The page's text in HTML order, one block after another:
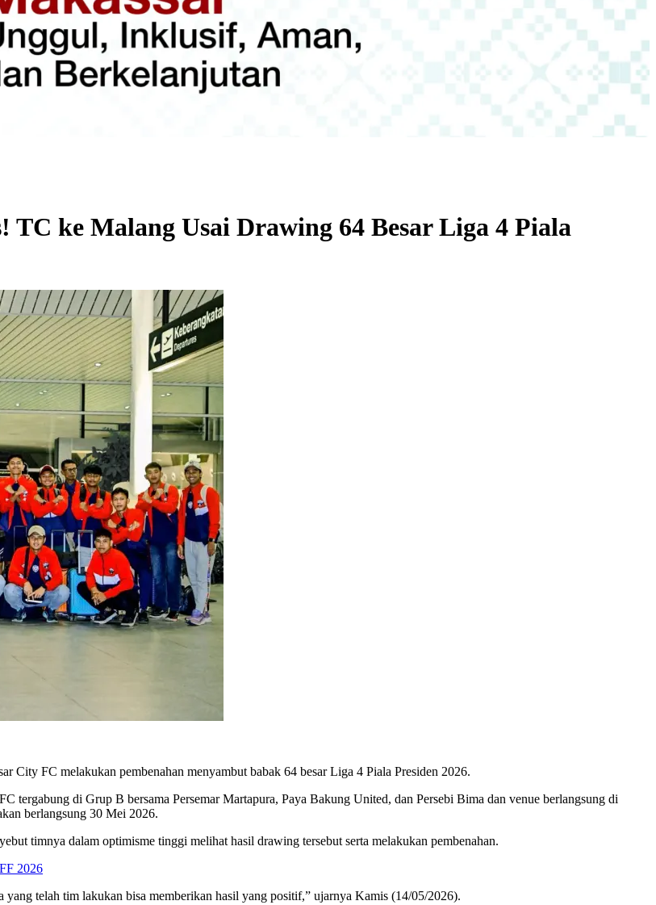
TC ke Malang Usai Drawing 64 Besar Liga 4 Piala
City FC melakukan pembenahan menyambut babak 64 besar Liga 4 Piala Presiden 2026.
di Grup B bersama Persemar Martapura, Paya Bakung United, dan Persebi Bima dan venue berlangsung di
berlangsung 30 Mei 2026.
timnya dalam optimisme tinggi melihat hasil drawing tersebut serta melakukan pembenahan.
2026
telah tim lakukan bisa memberikan hasil yang positif,” ujarnya Kamis (14/05/2026).